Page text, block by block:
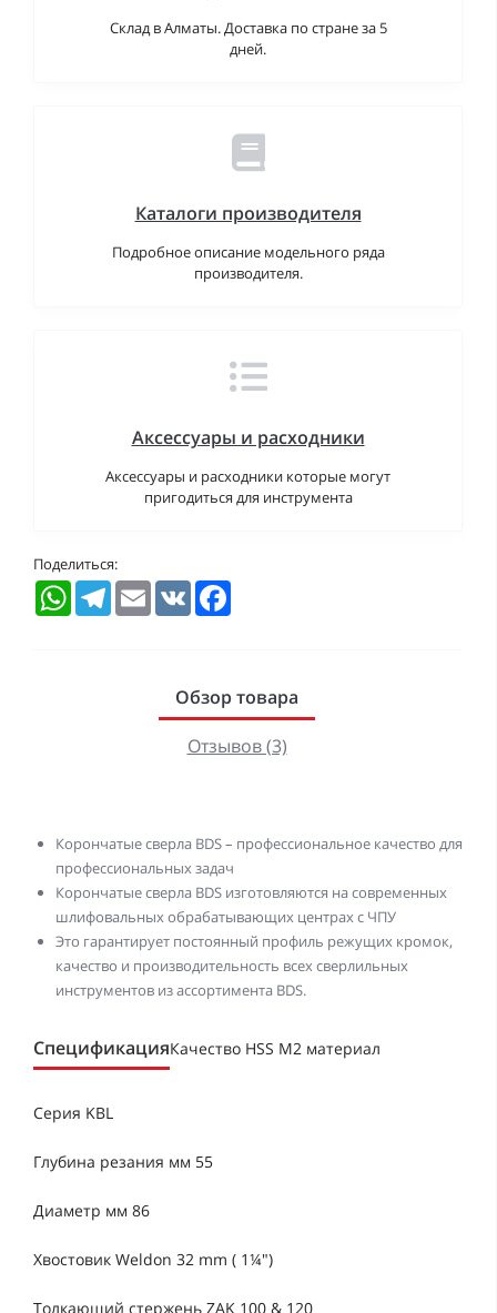
Склад в Алматы. Доставка по стране за 5
дней.
Каталоги производителя
Подробное описание модельного ряда
производителя.
Аксессуары и расходники
Аксессуары и расходники которые могут
пригодиться для инструмента
Поделиться:
WhatsAppTelegramEmail VK
Обзор товара
Отзывов (3)
Корончатые сверла BDS – профессиональное качество для
профессиональных задач
Корончатые сверла BDS изготовляются на современных
шлифовальных обрабатывающих центрах с ЧПУ
Это гарантирует постоянный профиль режущих кромок,
качество и производительность всех сверлильных
инструментов из ассортимента BDS.
СпецификацияКачество HSS M2 материал
Серия KBL
Глубина резания мм 55
Диаметр мм 86
Хвостовик Weldon 32 mm ( 1¼")
Толкающий стержень ZAK 100 & 120